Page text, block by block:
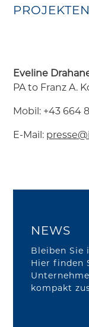
Eveline
PA to Franz A.
Mobil: +43 664
E-Mail:
NEWS
Bleiben
Hier finden
kompakt